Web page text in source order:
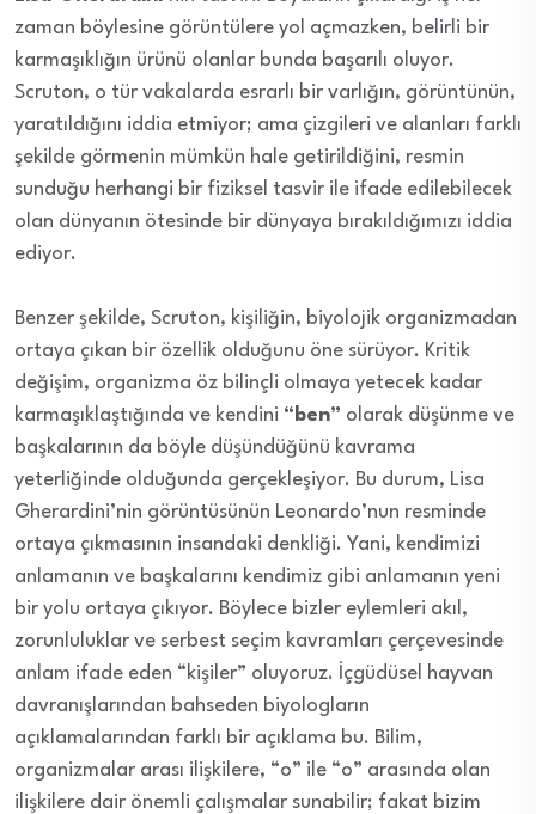
zaman böylesine görüntülere yol açmazken, belirli bir
karmaşıklığın ürünü olanlar bunda başarılı oluyor.
Scruton, o tür vakalarda esrarlı bir varlığın, görüntünün,
yaratıldığını iddia etmiyor; ama çizgileri ve alanları farklı
şekilde görmenin mümkün hale getirildiğini, resmin
sunduğu herhangi bir fiziksel tasvir ile ifade edilebilecek
olan dünyanın ötesinde bir dünyaya bırakıldığımızı iddia
ediyor.
Benzer şekilde, Scruton, kişiliğin, biyolojik organizmadan
ortaya çıkan bir özellik olduğunu öne sürüyor. Kritik
değişim, organizma öz bilinçli olmaya yetecek kadar
karmaşıklaştığında ve kendini “ben” olarak düşünme ve
başkalarının da böyle düşündüğünü kavrama
yeterliğinde olduğunda gerçekleşiyor. Bu durum, Lisa
Gherardini’nin görüntüsünün Leonardo’nun resminde
ortaya çıkmasının insandaki denkliği. Yani, kendimizi
anlamanın ve başkalarını kendimiz gibi anlamanın yeni
bir yolu ortaya çıkıyor. Böylece bizler eylemleri akıl,
zorunluluklar ve serbest seçim kavramları çerçevesinde
anlam ifade eden “kişiler” oluyoruz. İçgüdüsel hayvan
davranışlarından bahseden biyologların
açıklamalarından farklı bir açıklama bu. Bilim,
organizmalar arası ilişkilere, “o” ile “o” arasında olan
ilişkilere dair önemli çalışmalar sunabilir; fakat bizim